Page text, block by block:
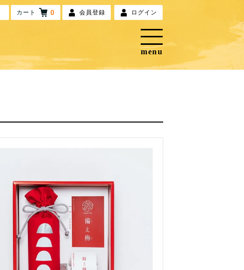
カート 0 会員登録 ログイン
menu
このお店について
ぐるぐるしゃかしゃか
ブランドから探す
立ち喰い梅干し屋のまかない瓶
運営会社「バンブーカット」